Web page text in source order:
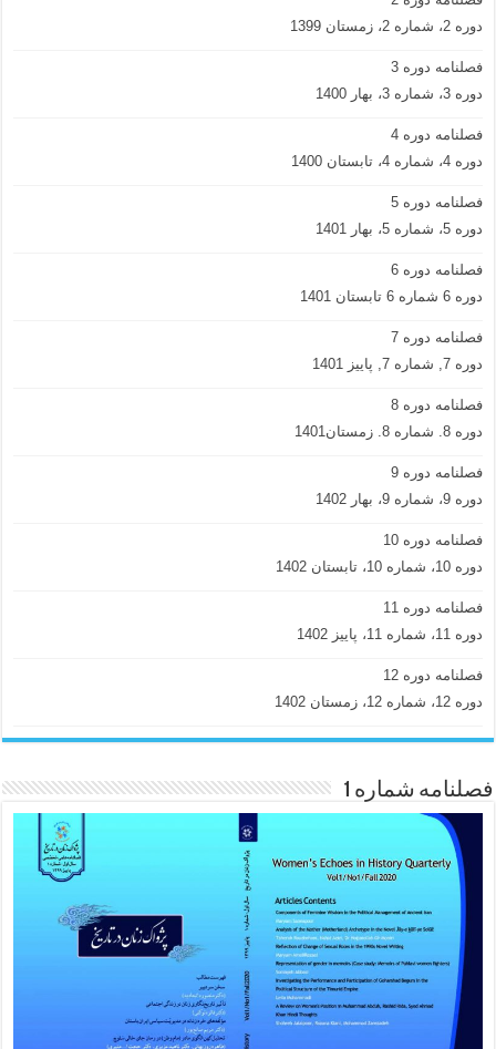
دوره 2، شماره 2، زمستان 1399
فصلنامه دوره 3
دوره 3، شماره 3، بهار 1400
فصلنامه دوره 4
دوره 4، شماره 4، تابستان 1400
فصلنامه دوره 5
دوره 5، شماره 5، بهار 1401
فصلنامه دوره 6
دوره 6 شماره 6 تابستان 1401
فصلنامه دوره 7
دوره 7, شماره 7, پاییز 1401
فصلنامه دوره 8
دوره 8. شماره 8. زمستان1401
فصلنامه دوره 9
دوره 9، شماره 9، بهار 1402
فصلنامه دوره 10
دوره 10، شماره 10، تابستان 1402
فصلنامه دوره 11
دوره 11، شماره 11، پاییز 1402
فصلنامه دوره 12
دوره 12، شماره 12، زمستان 1402
فصلنامه شماره 1